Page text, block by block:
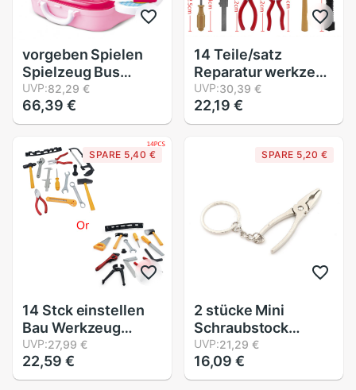
vorgeben Spielen
Spielzeug Bus
bilden Praktische
Fähigkeit Kunststoff
Schönheit Zubehör
Spielzeug für Eltern
UVP:82,29 €
66,39 €
14 Teile/satz
Reparatur werkzeug
Spielen Haus
Spielzeug Modell
für Baby Früh
Pädagogische
Simulation
Werkzeuge P20
UVP:30,39 €
22,19 €
SPARE 5,40 €
14 Stck einstellen
Bau Werkzeug
einstellen für
freundlicher Art
Karriere Ausbildung
UVP:27,99 €
22,59 €
SPARE 5,20 €
2 stücke Mini
Schraubstock
Werkzeug Zangen
Schlüsselring Metall
Einstellbare unisex
UVP:21,29 €
16,09 €